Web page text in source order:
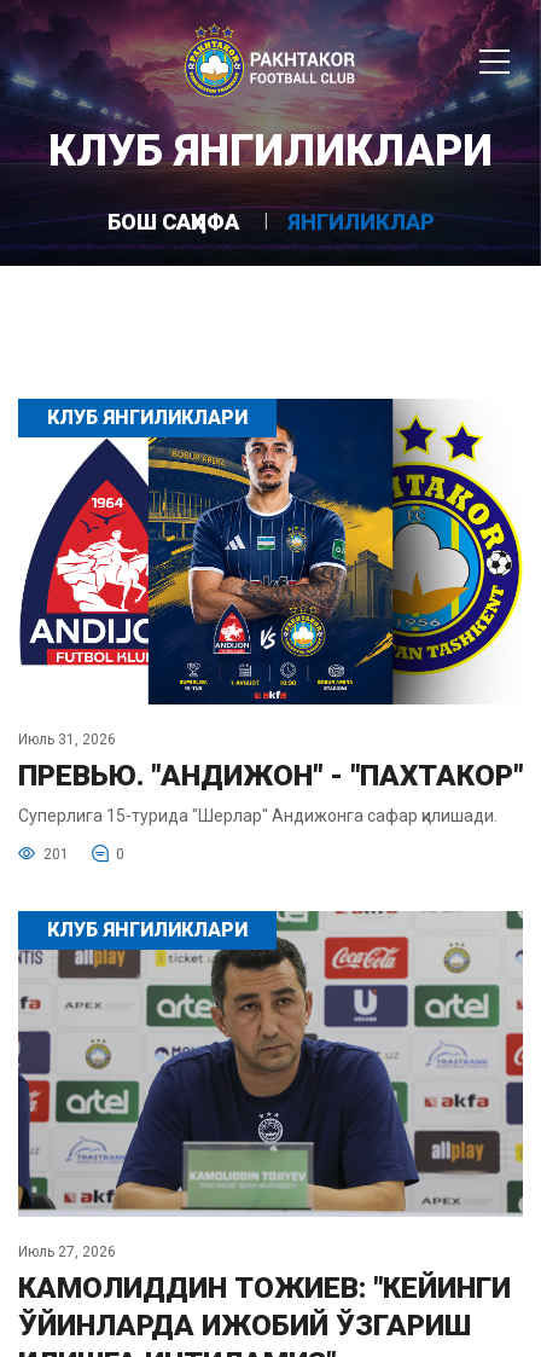
КЛУБ ЯНГИЛИКЛАРИ
БОШ САҲИФА ЯНГИЛИКЛАР
КЛУБ ЯНГИЛИКЛАРИ
Июль 31, 2026
ПРЕВЬЮ. "АНДИЖОН" - "ПАХТАКОР"
Суперлига 15-турида "Шерлар" Андижонга сафар қилишади.
201 0
КЛУБ ЯНГИЛИКЛАРИ
Июль 27, 2026
КАМОЛИДДИН ТОЖИЕВ: "КЕЙИНГИ
ЎЙИНЛАРДА ИЖОБИЙ ЎЗГАРИШ